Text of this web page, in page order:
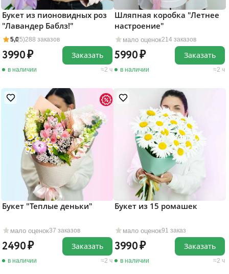
5,0(5)288 заказов
Букет из пионовидных роз
"Лавандер Баблз!"
3990
в наличии 2 ч
Заказать
мало оценок214 заказов
Шляпная коробка "Летнее
настроение"
5990
в наличии 2 ч
Заказать
мало оценок37 заказов
Букет "Теплые деньки"
2490
в наличии 2 ч
Заказать
мало оценок91 заказ
Букет из 15 ромашек
3990
в наличии 2 ч
Заказать